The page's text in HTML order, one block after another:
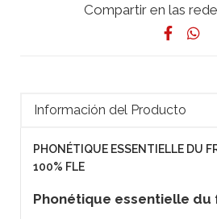
Compartir en las
Información del Producto
PHONÉTIQUE ESSENTIELLE DU
100% FLE
Phonétique essentielle